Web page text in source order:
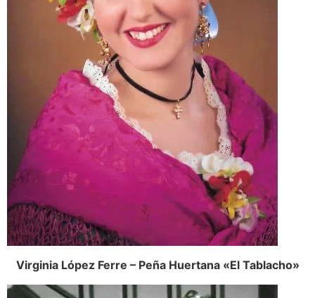
Virginia López Ferre – Peña Huertana «El Tablacho»